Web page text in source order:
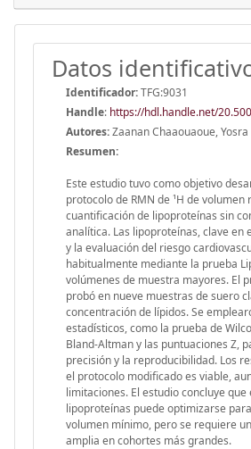
Datos
Identificador:TFG:9031
Handle: https://hdl.handle.net/
Autores:Zaanan Chaaouaoue, Yosra
Resumen:
Este estudio tuvo como objetivo
protocolo de RMN de ¹H de volumen
cuantificación de lipoproteínas sin
analítica. Las lipoproteínas, clave en
y la evaluación del riesgo
habitualmente mediante la prueba
volúmenes de muestra mayores. El
probó en nueve muestras de suero
concentración de lípidos. Se
estadísticos, como la prueba de
Bland-Altman y las puntuaciones Z,
precisión y la reproducibilidad. Los
el protocolo modificado es viable,
limitaciones. El estudio concluye que
lipoproteínas puede optimizarse
volumen mínimo, pero se requiere
amplia en cohortes más grandes.